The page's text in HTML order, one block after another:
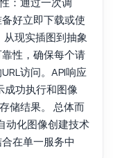
好立即下载或使
现实插图到抽象
性，确保每个请
访问。API响应
功执行和图像
储结果。 总体而
动化图像创建技术
在单一服务中